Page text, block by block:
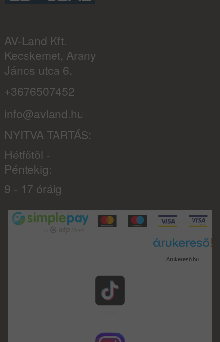
AV-Land Kft.
Kecskemét, Arany
János utca 6.
+3676507452
info@avland.hu
NYITVA TARTÁS:
Hétfõtõl -
Péntekig:
9 - 17 óráig
Árukereső.hu